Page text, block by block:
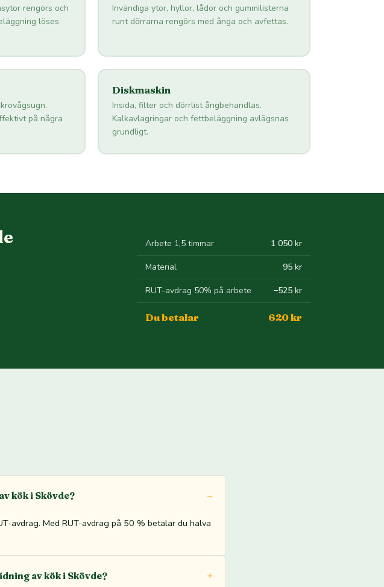
rengörs och
löses
Invändiga ytor, hyllor, lådor och gummilisterna
runt dörrarna rengörs med ånga och avfettas.
på några
Diskmaskin
Insida, filter och dörrlist ångbehandlas.
Kalkavlagringar och fettbeläggning avlägsnas
grundligt.
Arbete 1,5 timmar 1 050 kr
Material 95 kr
RUT-avdrag 50% på arbete −525 kr
Du betalar 620 kr
kök i Skövde?
avdrag. Med RUT-avdrag på 50 % betalar du halva
av kök i Skövde?